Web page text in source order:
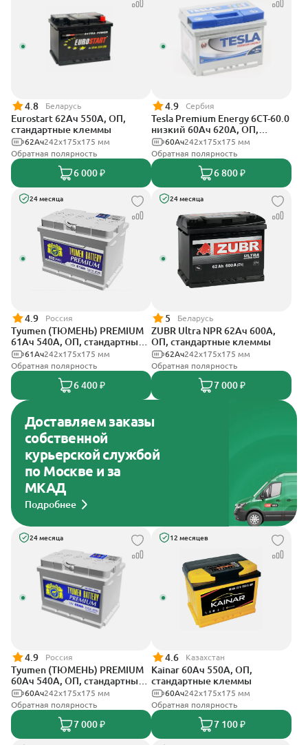
4.8 Беларусь
Eurostart 62Ач 550А, ОП,
стандартные клеммы
242х175х175 мм
62Ач
Обратная полярность
6 000 ₽
4.9 Сербия
Tesla Premium Energy 6СТ-60.0
низкий 60Ач 620А, ОП,
стандартные клеммы
242х175х175 мм
60Ач
Обратная полярность
6 800 ₽
24 месяца
4.9 Россия
Tyumen (ТЮМЕНЬ) PREMIUM
61Ач 540А, ОП, стандартные
клеммы242х175х175 мм
61Ач
Обратная полярность
6 400 ₽
24 месяца
5 Беларусь
ZUBR Ultra NPR 62Ач 600А,
ОП, стандартные клеммы
242х175х175 мм
62Ач
Обратная полярность
7 000 ₽
Доставляем заказы
собственной
курьерской службой
по Москве и за
МКАД
Подробнее
24 месяца
4.9 Россия
Tyumen (ТЮМЕНЬ) PREMIUM
60Ач 540А, ОП, стандартные
клеммы242х175х175 мм
60Ач
Обратная полярность
7 000 ₽
12 месяцев
4.6 Казахстан
Kainar 60Ач 550А, ОП,
стандартные клеммы
242х175х175 мм
60Ач
Обратная полярность
7 100 ₽